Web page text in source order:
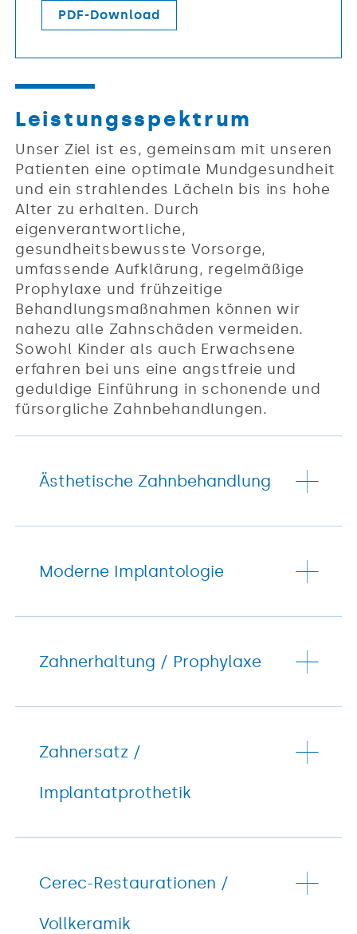
PDF-Download
Leistungsspektrum
Unser Ziel ist es, gemeinsam mit unseren
Patienten eine optimale Mundgesundheit
und ein strahlendes Lächeln bis ins hohe
Alter zu erhalten. Durch
eigenverantwortliche,
gesundheitsbewusste Vorsorge,
umfassende Aufklärung, regelmäßige
Prophylaxe und frühzeitige
Behandlungsmaßnahmen können wir
nahezu alle Zahnschäden vermeiden.
Sowohl Kinder als auch Erwachsene
erfahren bei uns eine angstfreie und
geduldige Einführung in schonende und
fürsorgliche Zahnbehandlungen.
Ästhetische Zahnbehandlung
Moderne Implantologie
Zahnerhaltung / Prophylaxe
Zahnersatz /
Implantatprothetik
Cerec-Restaurationen /
Vollkeramik